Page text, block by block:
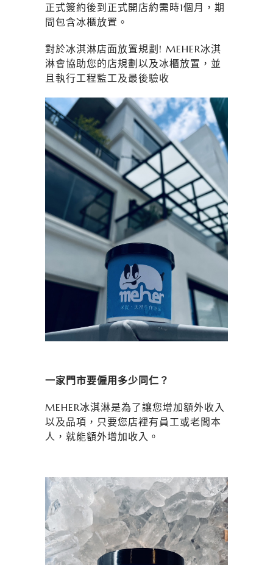
正式簽約後到正式開店約需時1個月，期
間包含冰櫃放置。
對於冰淇淋店面放置規劃! MEHER冰淇
淋會協助您的店規劃以及冰櫃放置，並
且執行工程監工及最後驗收
一家門市要僱用多少同仁？
MEHER冰淇淋是為了讓您增加額外收入
以及品項，只要您店裡有員工或老闆本
人，就能額外增加收入。